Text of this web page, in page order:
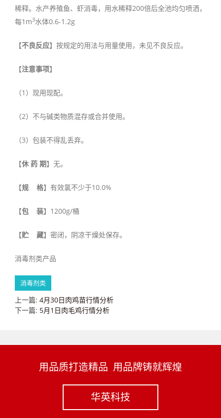
稀释。水产养殖鱼、虾消毒，用水稀释200倍后全池均匀喷洒，
每1m3水体0.6-1.2g
【不良反应】按规定的用法与用量使用，未见不良反应。
【注意事项】
（1）现用现配。
（2）不与碱类物质混存或合并使用。
（3）包装不得乱丢弃。
【休 药 期】无。
【规 格】有效氯不少于10.0%
【包 装】1200g/桶
【贮 藏】密闭，阴凉干燥处保存。
消毒剂类产品
消毒剂类
上一篇: 4月30日肉鸡苗行情分析
下一篇: 5月1日肉毛鸡行情分析
用品质打造精品 用品牌铸就辉煌
华英科技